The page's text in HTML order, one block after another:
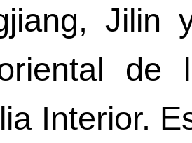
Jilin
de
Interior.